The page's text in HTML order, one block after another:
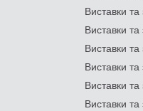
Виставки
Виставки
Виставки
Виставки
Виставки
Виставки